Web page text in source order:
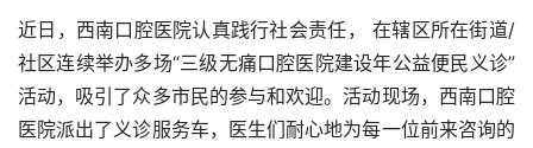
近日，西南口腔医院认真践行社会责任， 在辖区所在街道/
社区连续举办多场“三级无痛口腔医院建设年公益便民义诊”
活动，吸引了众多市民的参与和欢迎。活动现场，西南口腔
医院派出了义诊服务车，医生们耐心地为每一位前来咨询的